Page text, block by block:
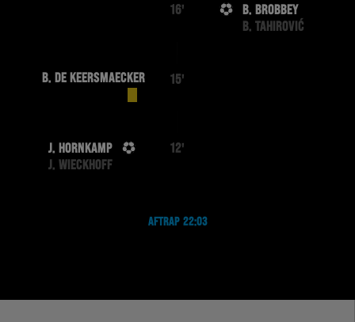
16'
B. BROBBEY
B. TAHIROVIĆ
B. DE KEERSMAECKER 15'
J. HORNKAMP
J. WIECKHOFF
12'
AFTRAP 22:03